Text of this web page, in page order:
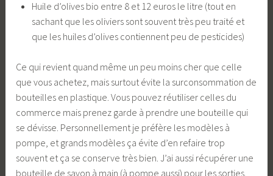
Huile d’olives bio entre 8 et 12 euros le litre (tout en
sachant que les oliviers sont souvent très peu traité et
que les huiles d’olives contiennent peu de pesticides)
Ce qui revient quand même un peu moins cher que celle
que vous achetez, mais surtout évite la surconsommation de
bouteilles en plastique. Vous pouvez réutiliser celles du
commerce mais prenez garde à prendre une bouteille qui
se dévisse. Personnellement je préfère les modèles à
pompe, et grands modèles ça évite d’en refaire trop
souvent et ça se conserve très bien. J’ai aussi récupérer une
bouteille de savon à main (à pompe aussi) pour les sorties.